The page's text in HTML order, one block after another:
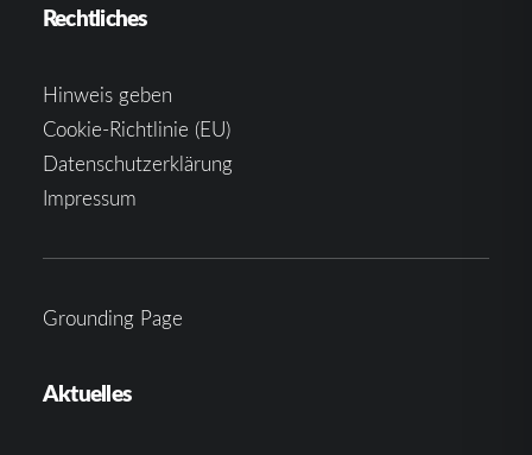
Rechtliches
Hinweis geben
Cookie-Richtlinie (EU)
Datenschutzerklärung
Impressum
Grounding Page
Aktuelles